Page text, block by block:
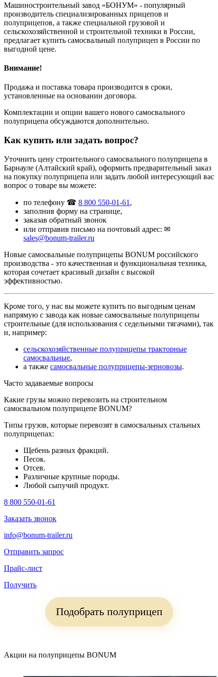
Машиностроительный завод «БОНУМ» - популярный
производитель специализированных прицепов и
полуприцепов, а также специальной грузовой и
сельскохозяйственной и строительной техники в России,
предлагает купить самосвальный полуприцеп в России по
выгодной цене.
Внимание!
Продажа и поставка товара производится в сроки,
установленные на основании договора.
Комплектации и опции вашего нового самосвального
полуприцепа обсуждаются дополнительно.
Как купить или задать вопрос?
Уточнить цену строительного самосвального полуприцепа в
Барнауле (Алтайский край), оформить предварительный заказ
на покупку полуприцепа или задать любой интересующий вас
вопрос о товаре вы можете:
по телефону ☎ 8 800 550-01-61 ,
заполнив форму на странице,
заказав обратный звонок
или отправив письмо на почтовый адрес: ✉
sales@bonum-trailer.ru
Новые самосвальные полуприцепы BONUM российского
производства - это качественная и функциональная техника,
которая сочетает красивый дизайн с высокой
эффективностью.
Кроме того, у нас вы можете купить по выгодным ценам
напрямую с завода как новые самосвальные полуприцепы
строительные (для использования с седельными тягачами), так
и, например:
сельскохозяйственные полуприцепы тракторные
самосвальные,
а также самосвальные полуприцепы-зерновозы.
Часто задаваемые вопросы
Какие грузы можно перевозить на строительном
самосвальном полуприцепе BONUM?
Типы грузов, которые перевозят в самосвальных стальных
полуприцепах:
Щебень разных фракций.
Песок.
Отсев.
Различные крупные породы.
Любой сыпучий продукт.
8 800 550-01-61
Заказать звонок
info@bonum-trailer.ru
Отправить запрос
Прайс-лист
Получить
Подобрать полуприцеп
Акции на полуприцепы BONUM